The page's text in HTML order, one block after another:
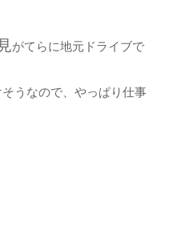
がてらに地元ドライブで
うなので、やっぱり仕事